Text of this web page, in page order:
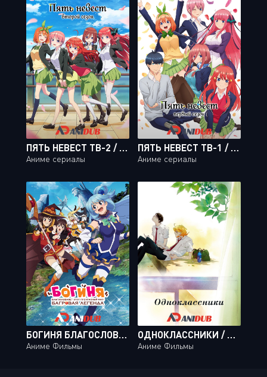
ПЯТЬ НЕВЕСТ ТВ-2 / GO-TOUBUN NO HANAYOME TV-2 [12 ИЗ 12]
Аниме сериалы
ПЯТЬ НЕВЕСТ ТВ-1 / GO-TOUBUN NO HANAYOME TV-1 [12 ИЗ 12]
Аниме сериалы
БОГИНЯ БЛАГОСЛОВЛЯЕТ ЭТОТ ПРЕКРАСНЫЙ МИР! БАГРОВАЯ ЛЕГЕНДА / KONO SUBARASHII SEKAI NI SHUKUFUKU WO! MOVIE: KURENAI DENSETSU
Аниме Фильмы
ОДНОКЛАССНИКИ / DOUKYUUSEI [MOVIE]
Аниме Фильмы